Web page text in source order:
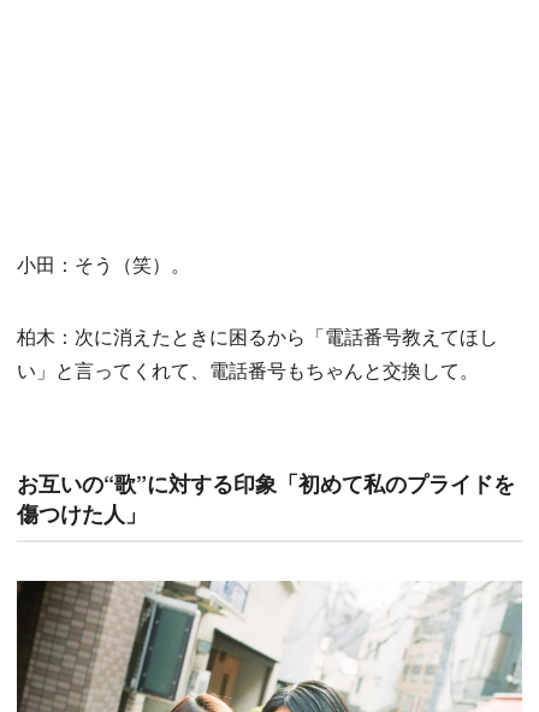
小田：そう（笑）。
柏木：次に消えたときに困るから「電話番号教えてほし
い」と言ってくれて、電話番号もちゃんと交換して。
お互いの“歌”に対する印象「初めて私のプライドを
傷つけた人」